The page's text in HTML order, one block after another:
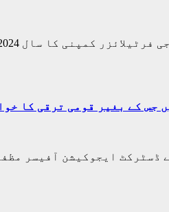
جس کے بغیر قومی ترقی کا
ڈسٹرکٹ ایجوکیشن آفیسر